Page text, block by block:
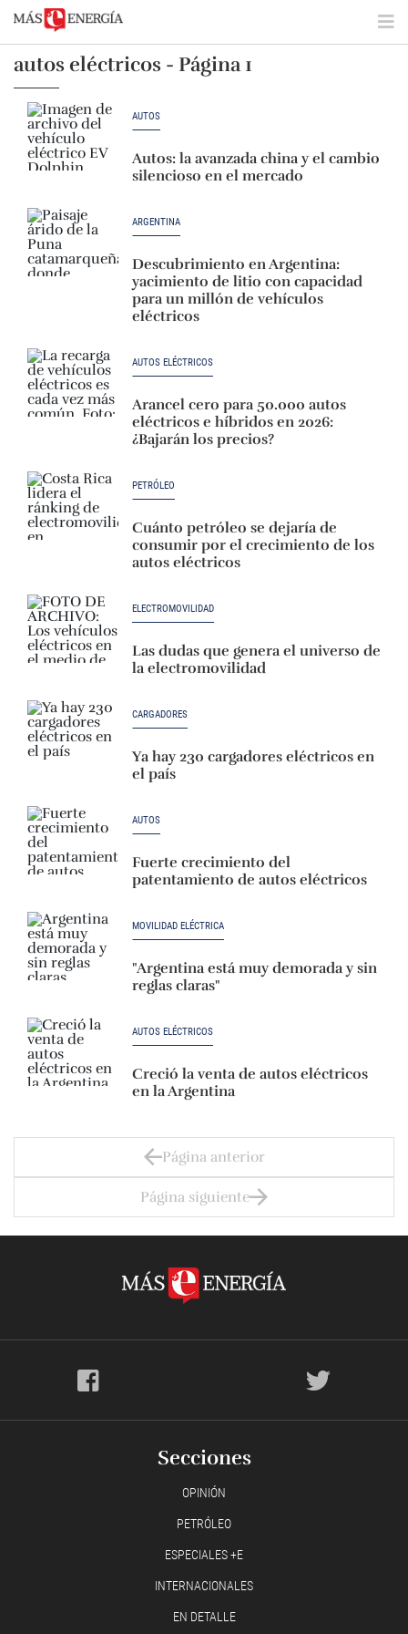
autos eléctricos - Página 1
AUTOS
Autos: la avanzada china y el cambio
silencioso en el mercado
ARGENTINA
Descubrimiento en Argentina:
yacimiento de litio con capacidad
para un millón de vehículos
eléctricos
AUTOS ELÉCTRICOS
Arancel cero para 50.000 autos
eléctricos e híbridos en 2026:
¿Bajarán los precios?
PETRÓLEO
Cuánto petróleo se dejaría de
consumir por el crecimiento de los
autos eléctricos
ELECTROMOVILIDAD
Las dudas que genera el universo de
la electromovilidad
CARGADORES
Ya hay 230 cargadores eléctricos en
el país
AUTOS
Fuerte crecimiento del
patentamiento de autos eléctricos
MOVILIDAD ELÉCTRICA
"Argentina está muy demorada y sin
reglas claras"
AUTOS ELÉCTRICOS
Creció la venta de autos eléctricos
en la Argentina
Página anterior
Página siguiente
Secciones
OPINIÓN
PETRÓLEO
ESPECIALES +E
INTERNACIONALES
EN DETALLE